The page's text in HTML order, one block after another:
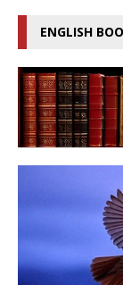
ENGLISH